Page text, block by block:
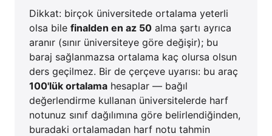
Dikkat: birçok üniversitede ortalama yeterli
olsa bile finalden en az 50 alma şartı ayrıca
aranır (sınır üniversiteye göre değişir); bu
baraj sağlanmazsa ortalama kaç olursa olsun
ders geçilmez. Bir de çerçeve uyarısı: bu araç
100'lük ortalama hesaplar — bağıl
değerlendirme kullanan üniversitelerde harf
notunuz sınıf dağılımına göre belirlendiğinden,
buradaki ortalamadan harf notu tahmin